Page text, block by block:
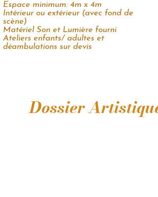
Espace minimum: 4m x 4m
Intérieur ou extérieur (avec fond de
scène)
Matériel Son et Lumière fourni
Ateliers enfants/ adultes et
déambulations sur devis
Dossier Artistique